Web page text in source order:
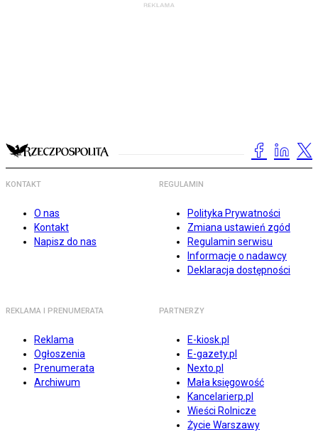
KONTAKT
O nas
Kontakt
Napisz do nas
REGULAMIN
Polityka Prywatności
Zmiana ustawień zgód
Regulamin serwisu
Informacje o nadawcy
Deklaracja dostępności
REKLAMA I PRENUMERATA
Reklama
Ogłoszenia
Prenumerata
Archiwum
PARTNERZY
E-kiosk.pl
E-gazety.pl
Nexto.pl
Mała księgowość
Kancelarierp.pl
Wieści Rolnicze
Życie Warszawy